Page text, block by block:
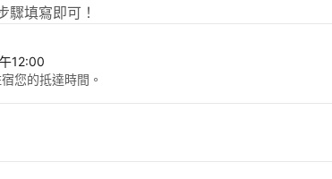
填寫即可！
12:00
您的抵達時間。